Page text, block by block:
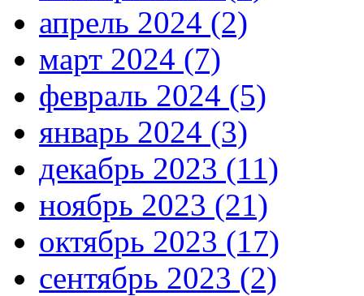
апрель 2024 (2)
март 2024 (7)
февраль 2024 (5)
январь 2024 (3)
декабрь 2023 (11)
ноябрь 2023 (21)
октябрь 2023 (17)
сентябрь 2023 (2)